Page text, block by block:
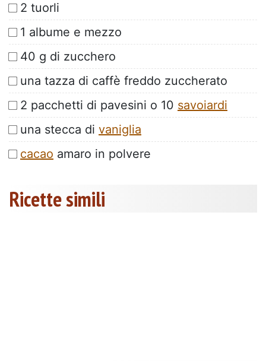
2 tuorli
1 albume e mezzo
40 g di zucchero
una tazza di caffè freddo zuccherato
2 pacchetti di pavesini o 10 savoiardi
una stecca di vaniglia
cacao amaro in polvere
Ricette simili